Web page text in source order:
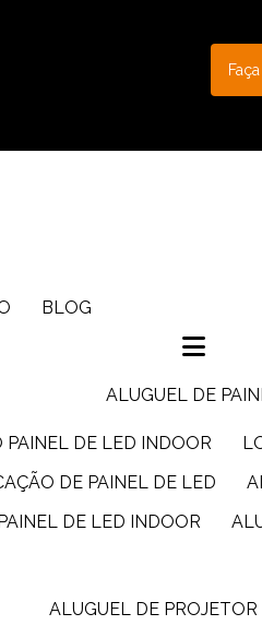
BLOG
ALUGUEL DE
PAINEL DE LED INDOOR
DE PAINEL DE LED
PAINEL DE LED INDOOR
ALUGUEL DE